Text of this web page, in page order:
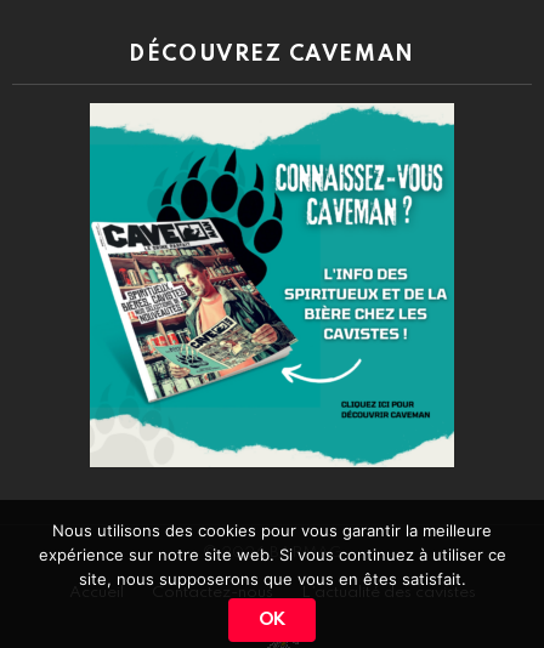
DÉCOUVREZ CAVEMAN
© 2026 BARMAG
Accueil Contactez-nous
Nous utilisons des cookies pour vous garantir la meilleure
expérience sur notre site web. Si vous continuez à utiliser ce
site, nous supposerons que vous en êtes satisfait.
OK